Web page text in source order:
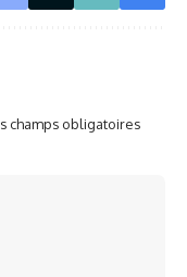
champs obligatoires